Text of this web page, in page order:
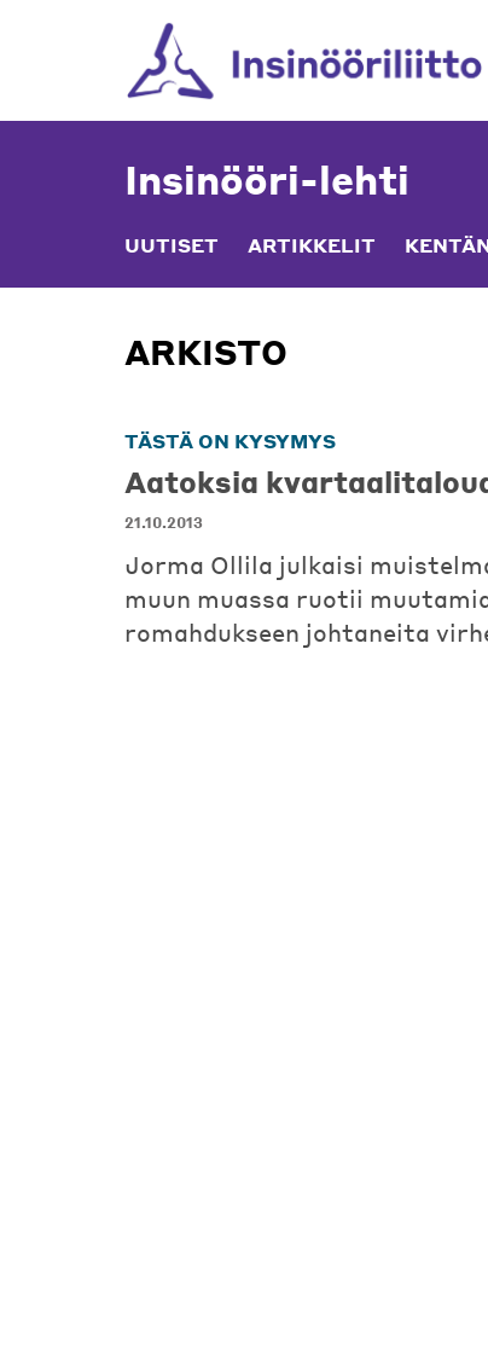
Insinööri-lehti
UUTISET ARTIKKELIT
ARKISTO
TÄSTÄ ON KYSYMYS
Aatoksia
21.10.2013
Jorma Ollila julkaisi
muun muassa ruotii
romahdukseen johtaneita